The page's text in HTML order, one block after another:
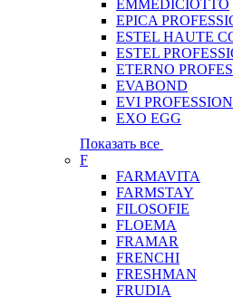
EMMEDICIOTTO
EPICA
ESTEL HAUTE
ESTEL
ETERNO
EVABOND
EVI
EXO EGG
Показать все
F
FARMAVITA
FARMSTAY
FILOSOFIE
FLOEMA
FRAMAR
FRENCHI
FRESHMAN
FRUDIA